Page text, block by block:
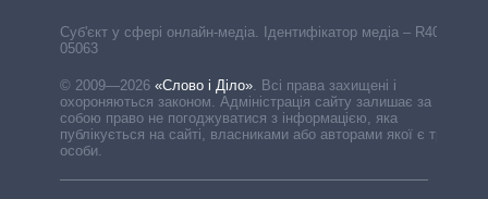
Cуб'єкт у сфері онлайн-медіа. Ідентифікатор медіа – R40-
05063
© 2009—2026 «Слово і Діло». Всі права захищені і
охороняються законом. Адміністрація сайту залишає за
собою право не погоджуватися з інформацією, яка
публікується на сайті, власниками або авторами якої є треті
особи.